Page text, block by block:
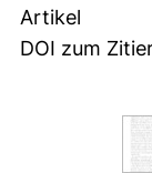
Artikel
DOI zum